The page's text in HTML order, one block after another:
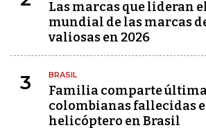
Las marcas que lideran
mundial de las marcas
valiosas en 2026
3 BRASIL
Familia comparte
colombianas fallecidas
helicóptero en Brasil